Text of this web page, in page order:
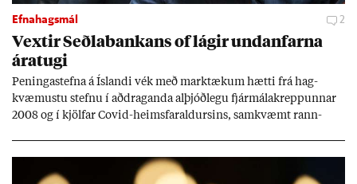
Efnahagsmál 2
Vext­ir Seðla­bank­ans of lág­ir und­an­farna
ára­tugi
Pen­inga­stefna á Ís­landi vék með mark­tæk­um hætti frá hag­
kvæm­ustu stefnu í að­drag­anda al­þjóð­legu fjár­málakrepp­unn­ar
2008 og í kjöl­far Covid-heims­far­ald­urs­ins, sam­kvæmt rann­